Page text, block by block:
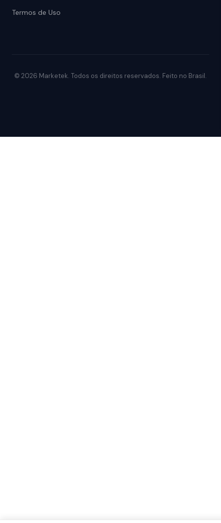
Termos de Uso
© 2026 Marketek. Todos os direitos reservados. Feito no Brasil.